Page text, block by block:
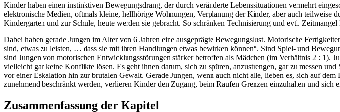
Kinder haben einen instinktiven Bewegungsdrang, der durch veränderte Lebenssituationen vermehrt
elektronische Medien, oftmals kleine, hellhörige Wohnungen, Verplanung der Kinder, aber auch teilweise
Kindergarten und zur Schule, heute werden sie gebracht. So schränken Technisierung und evtl.
Dabei haben gerade Jungen im Alter von 6 Jahren eine ausgeprägte Bewegungslust. Motorische
sind, etwas zu leisten, … dass sie mit ihren Handlungen etwas bewirken können“. Sind Spiel- und
sind Jungen von motorischen Entwicklungsstörungen stärker betroffen als Mädchen (im Verhältnis 2 : 1).
vielleicht gar keine Konflikte lösen. Es geht ihnen darum, sich zu spüren, anzustrengen, gar zu messen
vor einer Eskalation hin zur brutalen Gewalt. Gerade Jungen, wenn auch nicht alle, lieben es, sich auf
zunehmend beschränkt werden, verlieren Kinder den Zugang, beim Raufen Grenzen einzuhalten und sich
Zusammenfassung der Kapitel